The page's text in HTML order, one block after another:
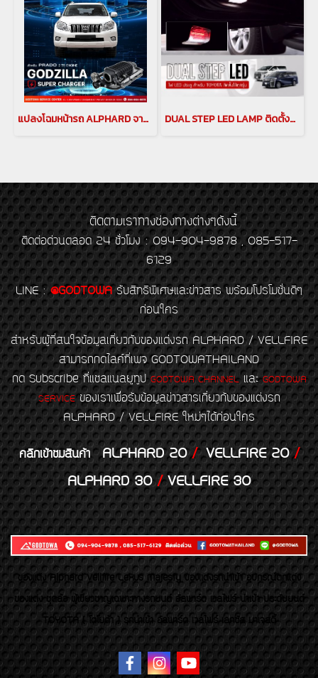
แปลงโฉมหน้ารถ ALPHARD จากหน้าปี 2015 เป็น ปี 2021 แปลงหลังอัลพาร์ด แปลงหน้าอัลพาร์ด 2015เป็นอัลพาร์ด 2021 คิ้วอัลพาร์ด คิ้ว Alphard ไฟอัลพาร์ด ของแต่งอัลพาร์ด(copy)(copy)(copy) DUAL STEP LED LAMP ติดตั้งกับรถ TOYOTA ได้ทุกรุ่น ไฟแผงประตู ไฟป้องกันการชน ALPHARD VELLFIRE PRADO MAJESTY HARRIER อัลพาร์ด เวลไฟร์ alphard vellfire
ติดตามเราทางช่องทางต่างๆดังนี้
ติดต่อด่วนตลอด 24 ชั่วโมง : 094-904-9878 , 085-517-
6129
LINE : @GODTOWA รับสิทธิพิเศษและข่าวสาร พร้อมโปรโมชั่นดีๆ
ก่อนใคร
สำหรับผู้ที่สนใจข้อมูลเกี่ยวกับของแต่งรถ ALPHARD / VELLFIRE
สามารถกดไลค์ที่เพจ GODTOWATHAILAND
กด Subscribe ที่แชลแนลยูทูป GODTOWA CHANNELและGODTOWA
SERVICEของเราเพื่อรับข้อมูลข่าวสารเกี่ยวกับของแต่งรถ
ALPHARD / VELLFIRE ใหม่ๆได้ก่อนใคร
คลิกเข้าชมสินค้า ALPHARD 20/VELLFIRE 20/
ALPHARD 30/VELLFIRE 30
ของเเต่ง Alphard Vellfire Lexus Majesty ของเเต่งรถนำเข้า อุปกรณ์ตกแต่ง
ของแต่ง ชุดล้อ ผู้เชี่ยวชาญเฉพาะทางรถยนต์ อัลพาร์ด เวลไฟร์ นำเข้า ประดับยนต์
TOYOTA ( โตโยต้า ) รถนำเข้า อัลพาร์ด เวลไฟร์ เลกซัส มาเจสตี้